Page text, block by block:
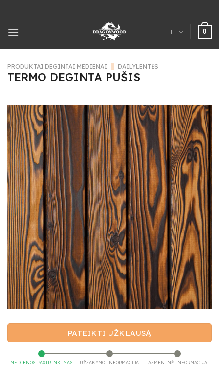
turinio
LT 0
PRODUKTAI DEGINTAI MEDIENAI DAILYLENTĖS
TERMO DEGINTA PUŠIS
PATEIKTI UŽKLAUSĄ
MEDIENOS PASIRINKIMAS UŽSAKYMO INFORMACIJA ASMENINĖ INFORMACIJA